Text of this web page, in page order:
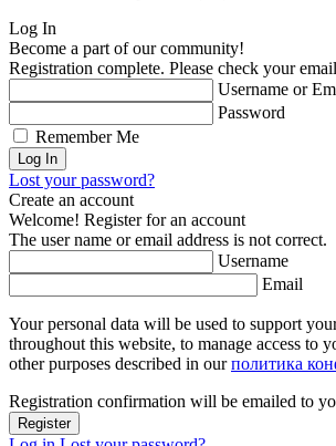
Log In
Become a part of our community!
Registration complete. Please check your
Username or
Password
Remember Me
Lost your password?
Create an account
Welcome! Register for an account
The user name or email address is not correct.
Username
Email
Your personal data will be used to support
throughout this website, to manage access to
other purposes described in ourполитика
Registration confirmation will be emailed to